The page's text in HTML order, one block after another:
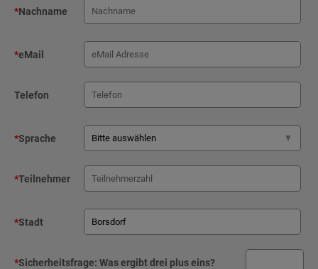
*Nachname
*eMail
Telefon
*Sprache
*Teilnehmer
*Stadt
*Sicherheitsfrage: Was ergibt drei plus eins?